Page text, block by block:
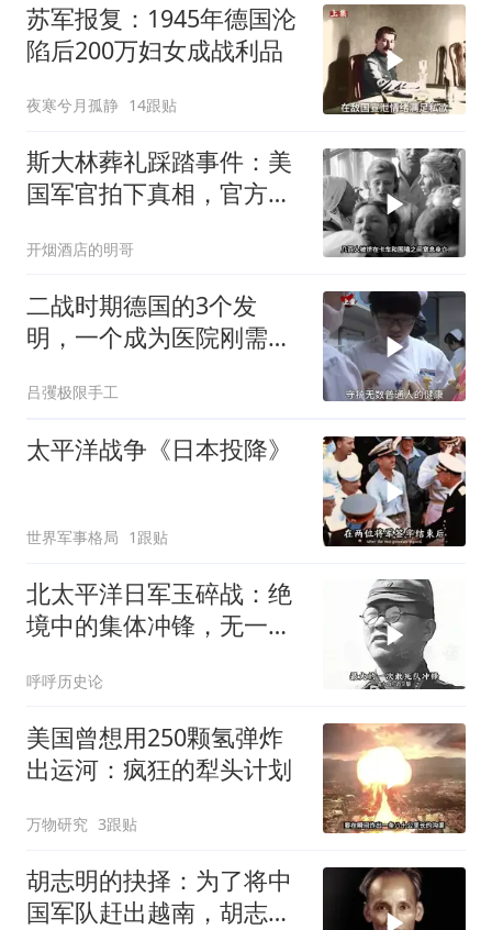
苏军报复：1945年德国沦
陷后200万妇女成战利品
夜寒兮月孤静 14跟贴
斯大林葬礼踩踏事件：美
国军官拍下真相，官方为
开烟酒店的明哥
二战时期德国的3个发
明，一个成为医院刚需，
吕彏极限手工
太平洋战争《日本投降》
世界军事格局 1跟贴
北太平洋日军玉碎战：绝
境中的集体冲锋，无一生
呼呼历史论
美国曾想用250颗氢弹炸
出运河：疯狂的犁头计划
万物研究 3跟贴
胡志明的抉择：为了将中
国军队赶出越南，胡志明